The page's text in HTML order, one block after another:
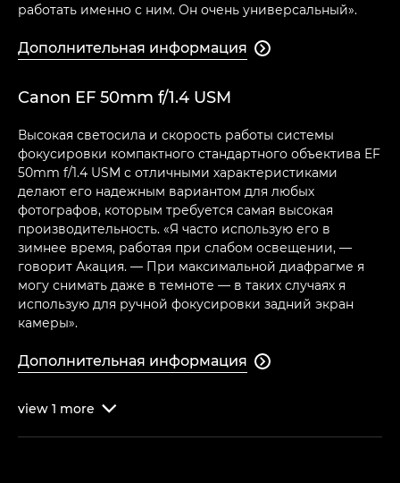
работать именно с ним. Он очень универсальный».
Дополнительная информация 
Canon EF 50mm f/1.4 USM
Высокая светосила и скорость работы системы
фокусировки компактного стандартного объектива EF
50mm f/1.4 USM с отличными характеристиками
делают его надежным вариантом для любых
фотографов, которым требуется самая высокая
производительность. «Я часто использую его в
зимнее время, работая при слабом освещении, —
говорит Акация. — При максимальной диафрагме я
могу снимать даже в темноте — в таких случаях я
использую для ручной фокусировки задний экран
камеры».
Дополнительная информация 
view 1 more 